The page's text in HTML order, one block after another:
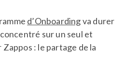
d’Onboardingva durer
sur un seul et
: le partage de la